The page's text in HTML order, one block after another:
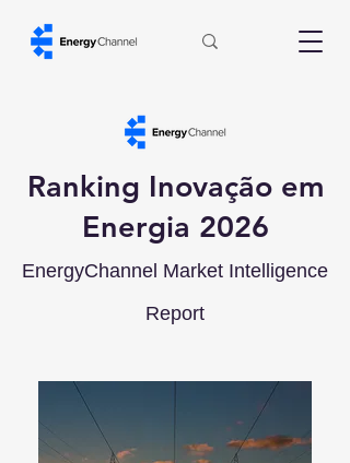
Ranking Inovação em
Energia 2026
EnergyChannel Market Intelligence
Report